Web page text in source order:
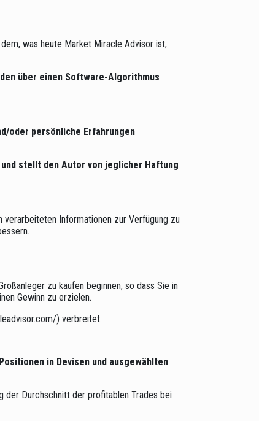
was heute Market Miracle Advisor ist,
über einen Software-Algorithmus
oder persönliche Erfahrungen
stellt den Autor von jeglicher Haftung
Informationen zur Verfügung zu
zu kaufen beginnen, so dass Sie in
Gewinn zu erzielen.
) verbreitet.
Positionen in Devisen und ausgewählten
der Durchschnitt der profitablen Trades bei